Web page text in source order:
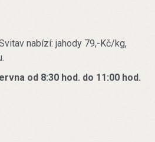
nabízí: jahody 79,-Kč/kg,
od 8:30 hod. do 11:00 hod.